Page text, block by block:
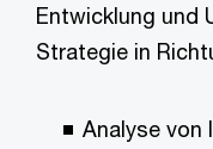
Entwicklung und
Strategie in
Analyse von